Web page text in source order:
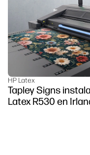
HP Latex
Tapley Signs
Latex R530 en